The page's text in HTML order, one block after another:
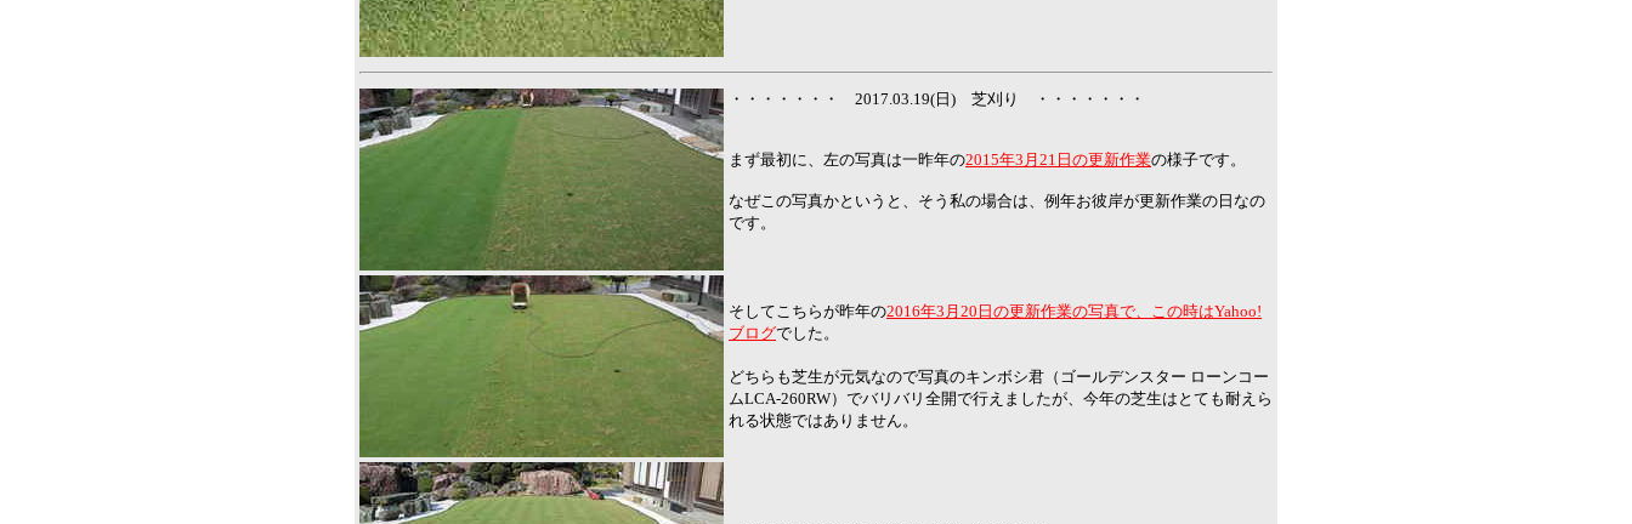
・・・・・・・ 2017.03.19(日) 芝刈り ・・・・・・・
まず最初に、左の写真は一昨年の2015年3月21日の更新作業の様子です。
なぜこの写真かというと、そう私の場合は、例年お彼岸が更新作業の日なの
です。
そしてこちらが昨年の2016年3月20日の更新作業の写真で、この時はYahoo!
ブログでした。
どちらも芝生が元気なので写真のキンボシ君（ゴールデンスター ローンコー
ムLCA-260RW）でバリバリ全開で行えましたが、今年の芝生はとても耐えら
れる状態ではありません。